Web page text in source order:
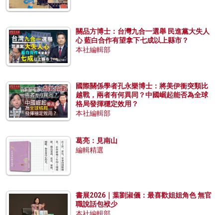
關品方博士：台灣九合一選舉 民進黨大失人
心 藍白合作有望拿下七成以上縣市？
本社編輯部
國際關係學者孔永樂博士：將美伊衝突類比
越戰，兩者有何異同？中國崛起能否為全球
格局發揮穩定效用？
本社編輯部
葛亮：見南山
編輯精選
書展2026｜葉劉淑儀：最喜歡姐姐角色 無官
職說話包袱少